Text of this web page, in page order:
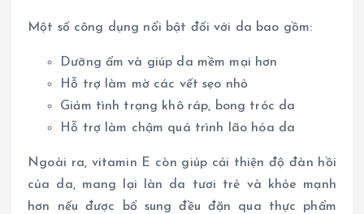
Một số công dụng nổi bật đối với da bao gồm:
Dưỡng ẩm và giúp da mềm mại hơn
Hỗ trợ làm mờ các vết sẹo nhỏ
Giảm tình trạng khô ráp, bong tróc da
Hỗ trợ làm chậm quá trình lão hóa da
Ngoài ra, vitamin E còn giúp cải thiện độ đàn hồi
của da, mang lại làn da tươi trẻ và khỏe mạnh
hơn nếu được bổ sung đều đặn qua thực phẩm